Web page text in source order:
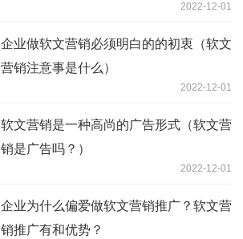
2022-12-01
企业做软文营销必须明白的的初衷（软文
营销注意事是什么）
2022-12-01
软文营销是一种高尚的广告形式（软文营
销是广告吗？）
2022-12-01
企业为什么偏爱做软文营销推广？软文营
销推广有和优势？